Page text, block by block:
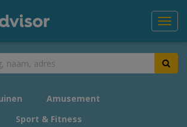
Amusement
Sport & Fitness